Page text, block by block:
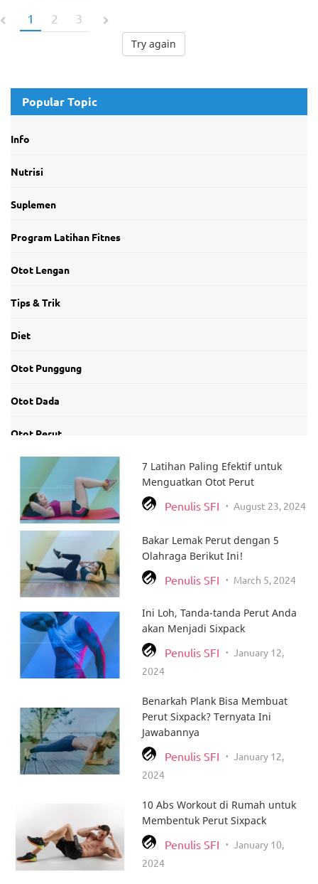
1 2 3
Try again
Popular Topic
Info
Nutrisi
Suplemen
Program Latihan Fitnes
Otot Lengan
Tips & Trik
Diet
Otot Punggung
Otot Dada
Otot Perut
Otot Leher dan Bahu
Tentang Produk
Otot Kaki
Bakar Lemak
Otot Paha dan Bokong
Otot Betis
Celebrity Workout
Nutrition Plan
Tips Spesial SFIDN
7 Latihan Paling Efektif untuk
Menguatkan Otot Perut
Penulis SFI • August 23, 2024
Bakar Lemak Perut dengan 5
Olahraga Berikut Ini!
Penulis SFI • March 5, 2024
Ini Loh, Tanda-tanda Perut Anda
akan Menjadi Sixpack
Penulis SFI • January 12,
2024
Benarkah Plank Bisa Membuat
Perut Sixpack? Ternyata Ini
Jawabannya
Penulis SFI • January 12,
2024
10 Abs Workout di Rumah untuk
Membentuk Perut Sixpack
Penulis SFI • January 10,
2024